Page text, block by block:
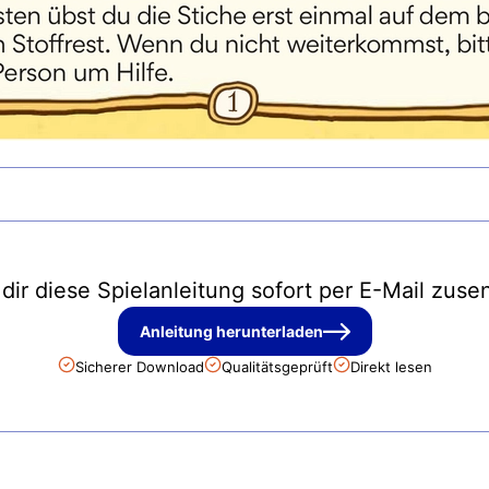
dir diese Spielanleitung sofort per E-Mail
Anleitung herunterladen
Sicherer Download Qualitätsgeprüft Direkt lesen